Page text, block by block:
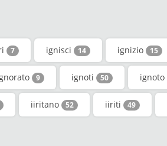
7 ignisci 14 ignizio 15
9 ignoti 50 ignoto
iiritano 52 iiriti 49